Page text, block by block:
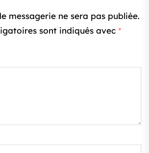
messagerie ne sera pas publiée.
sont indiqués avec *